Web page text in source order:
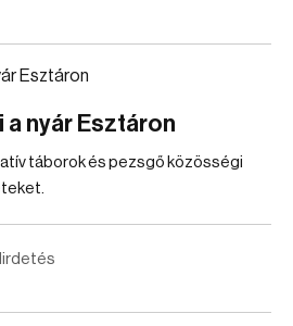
a nyár Esztáron
táborok és pezsgő közösségi